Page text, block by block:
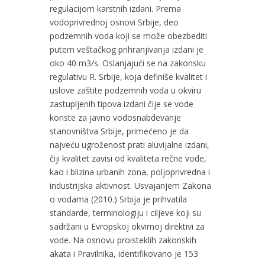
regulacijom karstnih izdani. Prema
vodoprivrednoj osnovi Srbije, deo
podzemnih voda koji se može obezbediti
putem veštačkog prihranjivanja izdani je
oko 40 m3/s. Oslanjajući se na zakonsku
regulativu R. Srbije, koja definiše kvalitet i
uslove zaštite podzemnih voda u okviru
zastupljenih tipova izdani čije se vode
koriste za javno vodosnabdevanje
stanovništva Srbije, primećeno je da
najveću ugroženost prati aluvijalne izdani,
čiji kvalitet zavisi od kvaliteta rečne vode,
kao i blizina urbanih zona, poljoprivredna i
industrijska aktivnost. Usvajanjem Zakona
o vodama (2010.) Srbija je prihvatila
standarde, terminologiju i ciljeve koji su
sadržani u Evropskoj okvirnoj direktivi za
vode. Na osnovu proisteklih zakonskih
akata i Pravilnika, identifikovano je 153